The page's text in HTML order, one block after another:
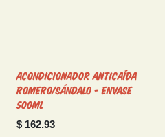
Acondicionador Anticaída
Romero/Sándalo - Envase
500ml
$ 162.93